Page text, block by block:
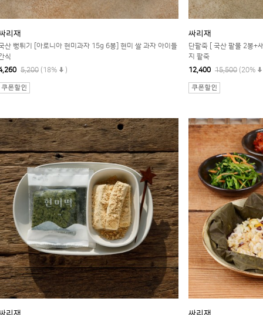
리재
산 뻥튀기 [아로니아 현미과자 15g 6봉] 현미 쌀 과자 아이들
식
5,200 (18% )
싸리재
단팥죽 [ 국산 팥물 2봉+
지 팥죽
12,400 15,500 (20%